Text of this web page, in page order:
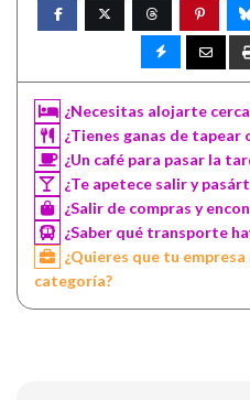
¿Necesitas alojarte
¿Tienes ganas de tapear
¿Un café para pasar la
¿Te apetece salir y
¿Salir de compras y
¿Saber qué transporte
¿Quieres que tu empresa
categoría?